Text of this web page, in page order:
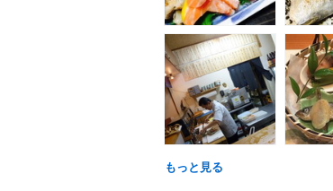
もっと見る